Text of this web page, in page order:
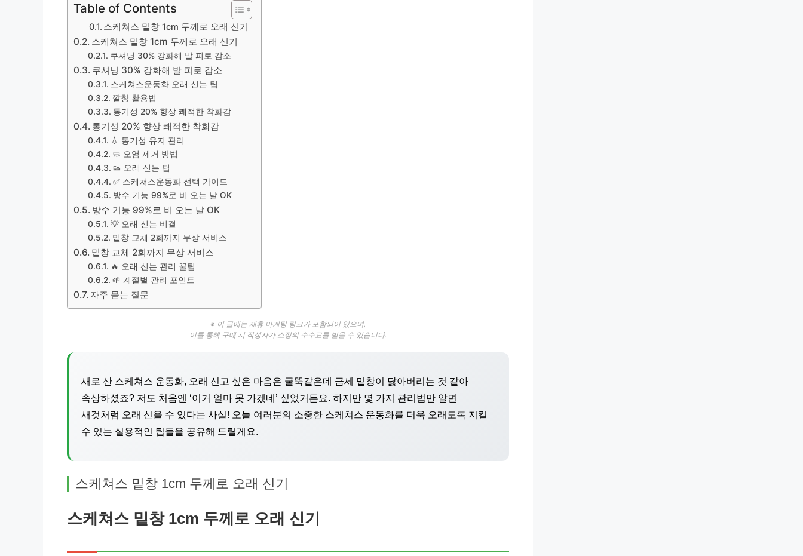
Table of Contents
스케쳐스 밑창 1cm 두께로 오래 신기
스케쳐스 밑창 1cm 두께로 오래 신기
쿠셔닝 30% 강화해 발 피로 감소
쿠셔닝 30% 강화해 발 피로 감소
스케쳐스운동화 오래 신는 팁
깔창 활용법
통기성 20% 향상 쾌적한 착화감
통기성 20% 향상 쾌적한 착화감
💧 통기성 유지 관리
🧼 오염 제거 방법
👟 오래 신는 팁
✅ 스케쳐스운동화 선택 가이드
방수 기능 99%로 비 오는 날 OK
방수 기능 99%로 비 오는 날 OK
💡 오래 신는 비결
밑창 교체 2회까지 무상 서비스
밑창 교체 2회까지 무상 서비스
🔥 오래 신는 관리 꿀팁
🌱 계절별 관리 포인트
자주 묻는 질문
※ 이 글에는 제휴 마케팅 링크가 포함되어 있으며,
이를 통해 구매 시 작성자가 소정의 수수료를 받을 수 있습니다.
새로 산 스케쳐스 운동화, 오래 신고 싶은 마음은 굴뚝같은데 금세 밑창이 닳아버리는 것 같아
속상하셨죠? 저도 처음엔 ‘이거 얼마 못 가겠네’ 싶었거든요. 하지만 몇 가지 관리법만 알면
새것처럼 오래 신을 수 있다는 사실! 오늘 여러분의 소중한 스케쳐스 운동화를 더욱 오래도록 지킬
수 있는 실용적인 팁들을 공유해 드릴게요.
스케쳐스 밑창 1cm 두께로 오래 신기
스케쳐스 밑창 1cm 두께로 오래 신기